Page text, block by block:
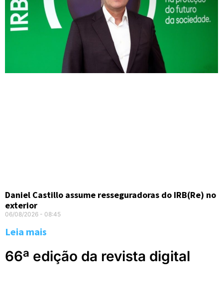
Daniel Castillo assume resseguradoras do IRB(Re) no
exterior
06/08/2026 08:45
Leia mais
66ª edição da revista digital